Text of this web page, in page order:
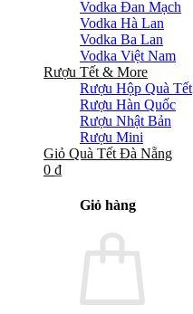
Vodka Đan Mạch
Vodka Hà Lan
Vodka Ba Lan
Vodka Việt Nam
Rượu Tết & More
Rượu Hộp Quà Tết
Rượu Hàn Quốc
Rượu Nhật Bản
Rượu Mini
Giỏ Quà Tết Đà Nẵng
0 ₫
Giỏ hàng